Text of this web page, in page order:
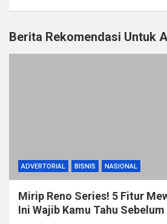
Berita Rekomendasi Untuk
ADVERTORIAL BISNIS NASIONAL
Mirip Reno Series! 5 Fitur
Ini Wajib Kamu Tahu